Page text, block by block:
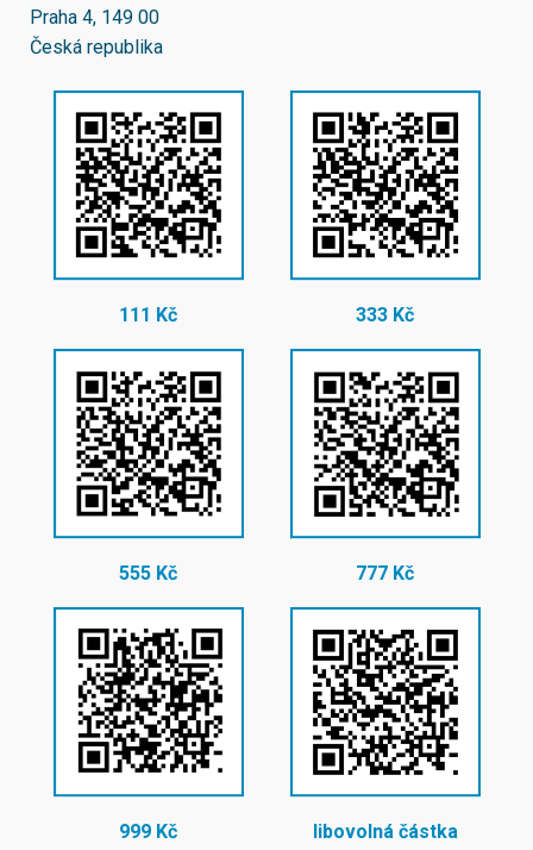
Praha 4, 149 00
Česká republika
111 Kč 333 Kč
555 Kč 777 Kč
999 Kč libovolná částka